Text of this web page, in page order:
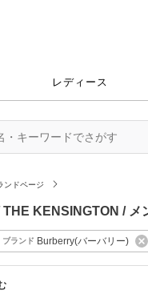
レディース
ンドページ
KENSINGTON / メ
ブランド Burberry(バーバリー)